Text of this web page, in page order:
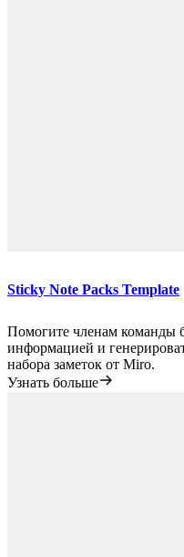
Sticky Note Packs Template
Помогите членам команды
информацией и
набора заметок от Miro.
Узнать больше